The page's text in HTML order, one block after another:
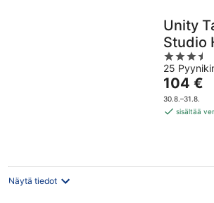
Unity
Studio
3.5
out
of
5
25
Hinta
on
104 €
104 €
30.8.–31.8.
sisältää
Näytä tiedot